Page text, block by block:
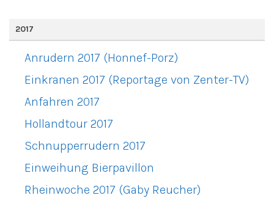
2017
Anrudern 2017 (Honnef-Porz)
Einkranen 2017 (Reportage von Zenter-TV)
Anfahren 2017
Hollandtour 2017
Schnupperrudern 2017
Einweihung Bierpavillon
Rheinwoche 2017 (Gaby Reucher)